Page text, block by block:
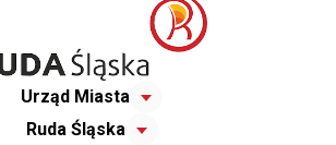
Urząd Miasta
Ruda Śląska